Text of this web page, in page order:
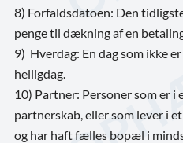
8) Forfaldsdatoen: Den
penge til dækning af en
9) Hverdag: En dag som ikke
helligdag.
10) Partner: Personer som er
partnerskab, eller som lever i
og har haft fælles bopæl i